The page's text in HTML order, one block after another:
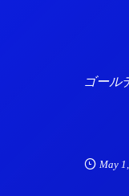
ゴール
May 1